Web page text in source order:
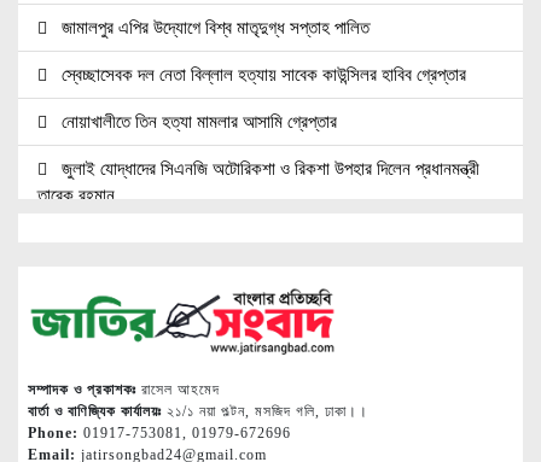
জামালপুর এপির উদ্যোগে বিশ্ব মাতৃদুগ্ধ সপ্তাহ পালিত
স্বেচ্ছাসেবক দল নেতা বিল্লাল হত্যায় সাবেক কাউন্সিলর হাবিব গ্রেপ্তার
নোয়াখালীতে তিন হত্যা মামলার আসামি গ্রেপ্তার
জুলাই যোদ্ধাদের সিএনজি অটোরিকশা ও রিকশা উপহার দিলেন প্রধানমন্ত্রী
তারেক রহমান
নোয়াখালীতে ৯৭৯০ ইয়াবাসহ দুই পাচারকারী গ্রেপ্তার
নোয়াখালীতে সিএনজিতে ১১ কেজি গাঁজা, গ্রেপ্তার ১
নোয়াখালীতে বিএনপি নেতাকে গুলি, লাগল সহযোগীর বুকে
দলকে সুসংগঠিত ও জনমুখী করতে নেতাকর্মীদের ঐক্যবদ্ধ হওয়ার আহ্বান
শ্রীমঙ্গলের এমপি মুজিবের
সম্পাদক ও প্রকাশকঃ রাসেল আহমেদ
বার্তা ও বাণিজ্যিক কার্যালয়ঃ ২১/১ নয়া পল্টন, মসজিদ গলি, ঢাকা।।
Phone: 01917-753081, 01979-672696
Email: jatirsongbad24@gmail.com